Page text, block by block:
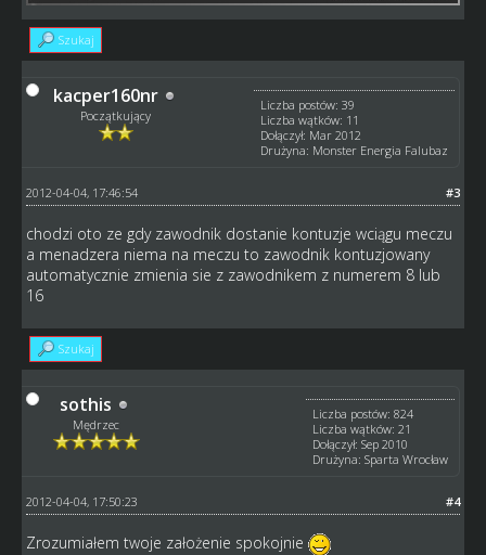
Szukaj
kacper160nr
Początkujący
Liczba postów: 39
Liczba wątków: 11
Dołączył: Mar 2012
Drużyna: Monster Energia Falubaz
#3
2012-04-04, 17:46:54
chodzi oto ze gdy zawodnik dostanie kontuzje wciągu meczu
a menadzera niema na meczu to zawodnik kontuzjowany
automatycznie zmienia sie z zawodnikem z numerem 8 lub
16
Szukaj
sothis
Mędrzec
Liczba postów: 824
Liczba wątków: 21
Dołączył: Sep 2010
Drużyna: Sparta Wrocław
#4
2012-04-04, 17:50:23
Zrozumiałem twoje założenie spokojnie